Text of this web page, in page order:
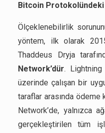
Bitcoin
Ölçeklenebilirlik
yöntem, ilk olarak
Thaddeus Dryja
Network’dür.
üzerinde çalışan bir
taraflar arasında ödeme
Network’de, yalnızca
gerçekleştirilen tüm